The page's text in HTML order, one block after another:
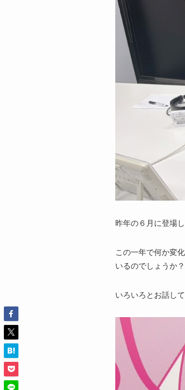
昨年の６月に登場
この一年で何か変
いるのでしょうか？
いろいろとお話し